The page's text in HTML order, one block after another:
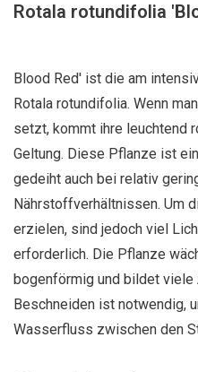
Rotala rotundifolia
Blood Red' ist die am
Rotala rotundifolia. Wenn
setzt, kommt ihre leuchtend
Geltung. Diese Pflanze ist
gedeiht auch bei relativ
Nährstoffverhältnissen. Um
erzielen, sind jedoch viel
erforderlich. Die Pflanze
bogenförmig und bildet viele
Beschneiden ist notwendig,
Wasserfluss zwischen den